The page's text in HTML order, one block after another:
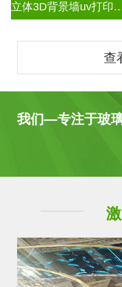
立体3D背景墙
查
我们—专注于玻